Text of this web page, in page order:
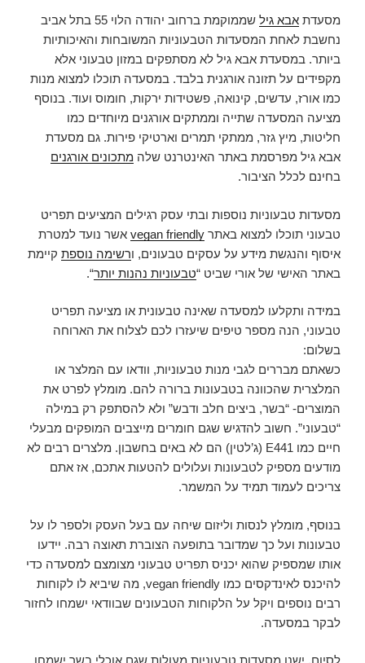
מסעדת אבא גיל
שממוקמת ברחוב יהודה הלוי 55 בתל אביב
נחשבת לאחת המסעדות הטבעוניות המשובחות והאיכותיות
ביותר. במסעדת אבא גיל לא מסתפקים במזון טבעוני אלא
מקפידים על תזונה אורגנית בלבד. במסעדה תוכלו למצוא מנות
כמו אורז, עדשים, קינואה, פשטידות ירקות, חומוס ועוד. בנוסף
מציעה המסעדה שתייה וממתקים אורגנים מיוחדים כמו
חליטות, מיץ גזר, ממתקי תמרים וארטיקי פירות. גם מסעדת
אבא גיל מפרסמת באתר האינטרנט שלה מתכונים אורגנים
בחינם לכלל הציבור.
מסעדות טבעוניות נוספות ובתי עסק רגילים המציעים תפריט
טבעוני תוכלו למצוא באתר vegan friendly אשר נועד למטרת
איסוף והנגשת מידע על עסקים טבעונים, ורשימה נוספת קיימת
באתר האישי של אורי שביט “טבעוניות נהנות יותר“.
במידה ותקלעו למסעדה שאינה טבעונית או מציעה תפריט
טבעוני, הנה מספר טיפים שיעזרו לכם לצלוח את הארוחה
בשלום:
כשאתם מבררים לגבי מנות טבעוניות, וודאו עם המלצר או
המלצרית שהכוונה בטבעונות ברורה להם. מומלץ לפרט את
המוצרים- “בשר, ביצים חלב ודבש” ולא להסתפק רק במילה
“טבעוני”. חשוב להדגיש שגם חומרים מייצבים המופקים מבעלי
חיים כמו E441 (ג’לטין) הם לא באים בחשבון. מלצרים רבים לא
מודעים מספיק לטבעונות ועלולים להטעות אתכם, אז אתם
צריכים לעמוד תמיד על המשמר.
בנוסף, מומלץ לנסות וליזום שיחה עם בעל העסק ולספר לו על
טבעונות ועל כך שמדובר בתופעה הצוברת תאוצה רבה. יידעו
אותו שמספיק שהוא יכניס תפריט טבעוני מצומצם למסעדה כדי
להיכנס לאינדקסים כמו vegan friendly, מה שיביא לו לקוחות
רבים נוספים ויקל על הלקוחות הטבעונים שבוודאי ישמחו לחזור
לבקר במסעדה.
לסיום, ישנן מסעדות טבעוניות מעולות שגם אוכלי בשר ישמחו